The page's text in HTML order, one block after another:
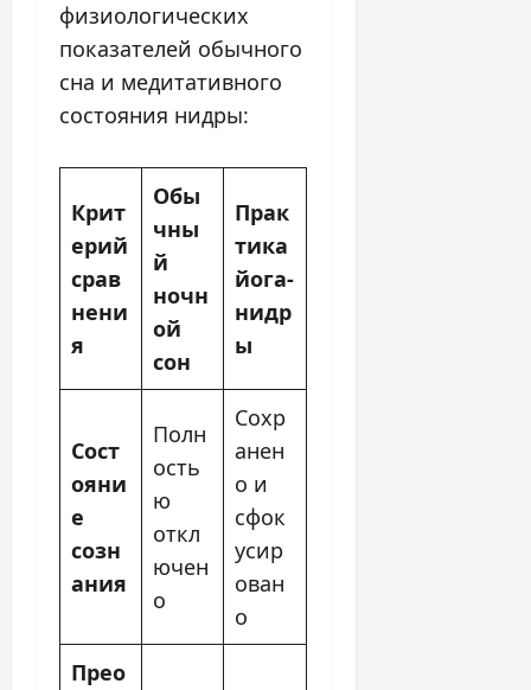
физиологических
показателей обычного
сна и медитативного
состояния нидры:
Крит
ерий
срав
нени
я
Обы
чны
й
ночн
ой
сон
Прак
тика
йога-
нидр
ы
Сост
ояни
е
созн
ания
Полн
ость
ю
откл
ючен
о
Сохр
анен
о и
сфок
усир
ован
о
Прео